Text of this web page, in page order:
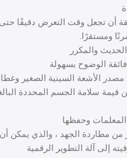
رقميًا. سوف تعيد الآلة العمل إلى أي درجة حرارة دافئة على الفور.
ومستقرًا .
والمكرر
الوضوح بسهولة
مصدر الأشعة السينية الصغير
وحفظها
مطاردة الجهد ، والذي يمكن
إلى آلة التطوير الرقمية